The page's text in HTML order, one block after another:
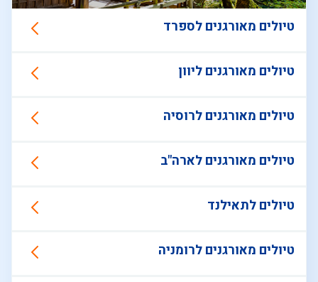
טיולים מאורגנים לספרד
טיולים מאורגנים ליוון
טיולים מאורגנים לרוסיה
טיולים מאורגנים לארה"ב
טיולים לתאילנד
טיולים מאורגנים לרומניה